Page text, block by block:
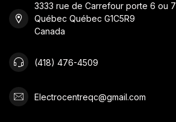
3333 rue de Carrefour porte 6 ou 7
Québec Québec G1C5R9
Canada
(418) 476-4509
Electrocentreqc@gmail.com